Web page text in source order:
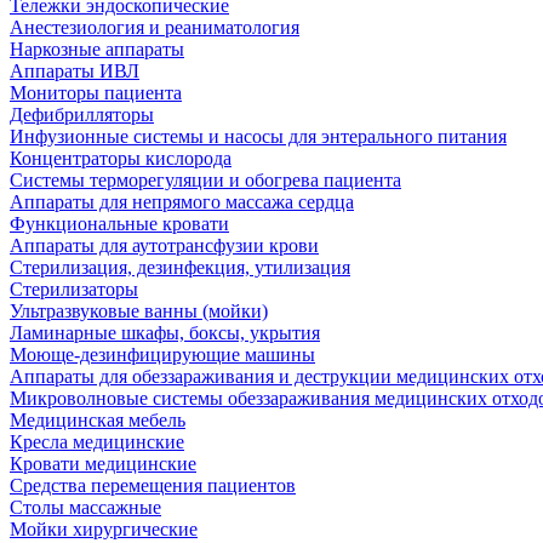
Тележки эндоскопические
Анестезиология и реаниматология
Наркозные аппараты
Аппараты ИВЛ
Мониторы пациента
Дефибрилляторы
Инфузионные системы и насосы для энтерального питания
Концентраторы кислорода
Системы терморегуляции и обогрева пациента
Аппараты для непрямого массажа сердца
Функциональные кровати
Аппараты для аутотрансфузии крови
Стерилизация, дезинфекция, утилизация
Стерилизаторы
Ультразвуковые ванны (мойки)
Ламинарные шкафы, боксы, укрытия
Моюще-дезинфицирующие машины
Аппараты для обеззараживания и деструкции медицинских
Микроволновые системы обеззараживания медицинских
Медицинская мебель
Кресла медицинские
Кровати медицинские
Средства перемещения пациентов
Столы массажные
Мойки хирургические